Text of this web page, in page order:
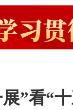
”看“